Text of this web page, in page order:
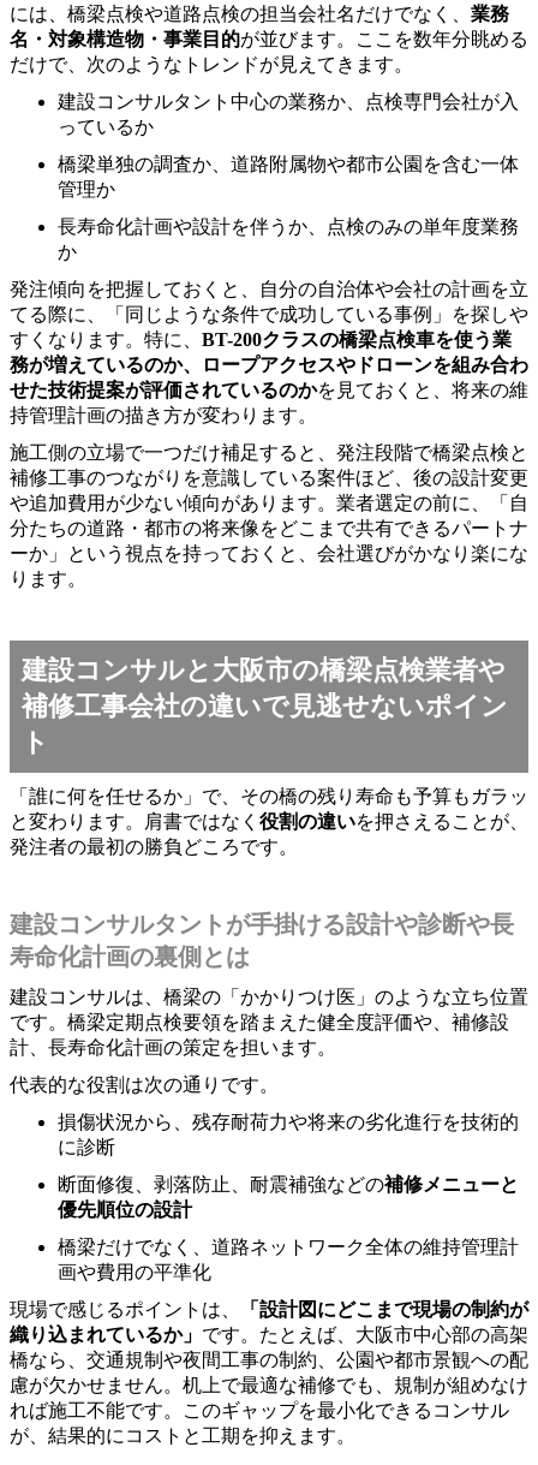
には、橋梁点検や道路点検の担当会社名だけでなく、 業務
名・対象構造物・事業目的が並びます。ここを数年分眺める
だけで、次のようなトレンドが見えてきます。
建設コンサルタント中心の業務か、点検専門会社が入
っているか
橋梁単独の調査か、道路附属物や都市公園を含む一体
管理か
長寿命化計画や設計を伴うか、点検のみの単年度業務
か
発注傾向を把握しておくと、自分の自治体や会社の計画を立
てる際に、「同じような条件で成功している事例」を探しや
すくなります。特に、 BT-200クラスの橋梁点検車を使う業
務が増えているのか、ロープアクセスやドローンを組み合わ
せた技術提案が評価されているのかを見ておくと、将来の維
持管理計画の描き方が変わります。
施工側の立場で一つだけ補足すると、発注段階で橋梁点検と
補修工事のつながりを意識している案件ほど、後の設計変更
や追加費用が少ない傾向があります。業者選定の前に、「自
分たちの道路・都市の将来像をどこまで共有できるパートナ
ーか」という視点を持っておくと、会社選びがかなり楽にな
ります。
建設コンサルと大阪市の橋梁点検業者や
補修工事会社の違いで見逃せないポイン
ト
「誰に何を任せるか」で、その橋の残り寿命も予算もガラッ
と変わります。肩書ではなく 役割の違いを押さえることが、
発注者の最初の勝負どころです。
建設コンサルタントが手掛ける設計や診断や長
寿命化計画の裏側とは
建設コンサルは、橋梁の「かかりつけ医」のような立ち位置
です。橋梁定期点検要領を踏まえた健全度評価や、補修設
計、長寿命化計画の策定を担います。
代表的な役割は次の通りです。
損傷状況から、残存耐荷力や将来の劣化進行を技術的
に診断
断面修復、剥落防止、耐震補強などの補修メニューと
優先順位の設計
橋梁だけでなく、道路ネットワーク全体の維持管理計
画や費用の平準化
現場で感じるポイントは、
「設計図にどこまで現場の制約が
織り込まれているか」 です。たとえば、大阪市中心部の高架
橋なら、交通規制や夜間工事の制約、公園や都市景観への配
慮が欠かせません。机上で最適な補修でも、規制が組めなけ
れば施工不能です。このギャップを最小化できるコンサル
が、結果的にコストと工期を抑えます。